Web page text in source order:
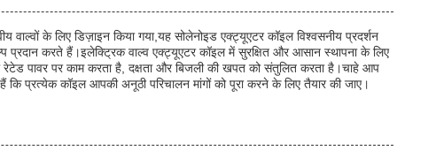
के लिए डिज़ाइन किया गया,यह सोलेनोइड एक्ट्यूएटर कॉइल विश्वसनीय प्रदर्शन
करते हैं।इलेक्ट्रिक वाल्व एक्ट्यूएटर कॉइल में सुरक्षित और आसान स्थापना के लिए
पावर पर काम करता है, दक्षता और बिजली की खपत को संतुलित करता है।चाहे आप
प्रत्येक कॉइल आपकी अनूठी परिचालन मांगों को पूरा करने के लिए तैयार की जाए।